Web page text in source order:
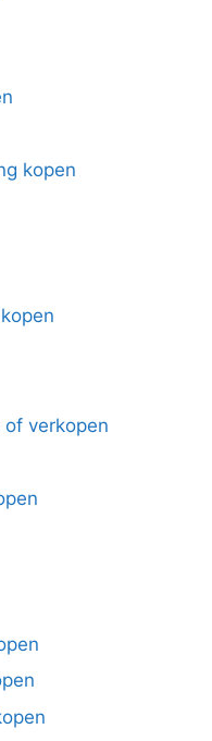
kopen
verkopen